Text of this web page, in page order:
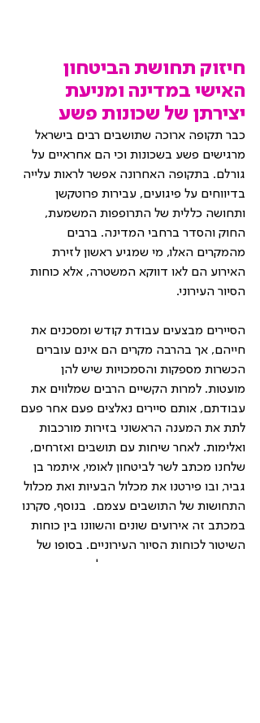
חיזוק תחושת הביטחון
האישי במדינה ומניעת
יצירתן של שכונות פשע
כבר תקופה ארוכה שתושבים רבים בישראל
מרגישים פשע בשכונות וכי הם אחראיים על
גורלם. בתקופה האחרונה אפשר לראות עלייה
בדיווחים על פיגועים, עבירות פרוטקשן
ותחושה כללית של התרופפות המשמעת,
החוק והסדר ברחבי המדינה. ברבים
מהמקרים האלו, מי שמגיע ראשון לזירת
האירוע הם לאו דווקא המשטרה, אלא כוחות
הסיור העירוני.
הסיירים מבצעים עבודת קודש ומסכנים את
חייהם, אך בהרבה מקרים הם אינם עוברים
הכשרות מספקות והסמכויות שיש להן
מועטות. למרות הקשיים הרבים שמלווים את
עבודתם, אותם סיירים נאלצים פעם אחר פעם
לתת את המענה הראשוני בזירות מורכבות
ואלימות. לאחר שיחות עם תושבים ואזרחים,
שלחנו מכתב לשר לביטחון לאומי, איתמר בן
גביר, ובו פירטנו את מכלול הבעיות ואת מכלול
התחושות של התושבים עצמם.  בנוסף, סקרנו
במכתב זה אירועים שונים והשוונו בין כוחות
השיטור לכוחות הסיור העירוניים. בסופו של
דבר, מטרת המכתב היא הגדלת תקציבים